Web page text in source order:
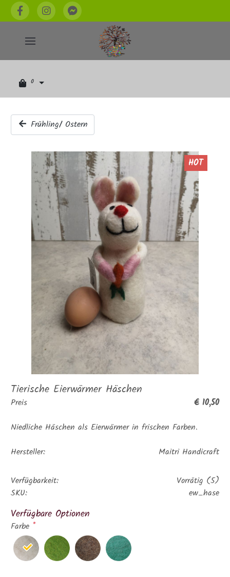
0
Frühling/ Ostern
HOT
Tierische Eierwärmer Häschen
Preis € 10,50
Niedliche Häschen als Eierwärmer in frischen Farben.
Hersteller:
Maitri Handicraft
Verfügbarkeit:
Vorrätig (5)
SKU:
ew_hase
Verfügbare Optionen
Farbe *